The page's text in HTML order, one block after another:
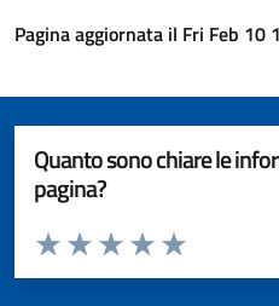
Pagina aggiornata il Fri Feb 10
Quanto sono chiare le
pagina?
Valuta da 1 a 5 stelle la pagina
Valuta 5
Valuta 4 stelle su
Valuta 3 stelle su 5
Valuta 2 stelle su 5
Valuta 1 stelle su 5